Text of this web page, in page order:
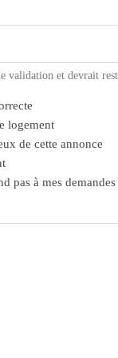
validation et devrait
logement
de cette annonce
pas à mes demandes